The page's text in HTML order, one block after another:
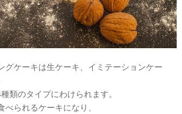
グケーキは生ケーキ、イミテーションケー
類のタイプにわけられます。
られるケーキになり、
#
ビ
ー
チ
フ